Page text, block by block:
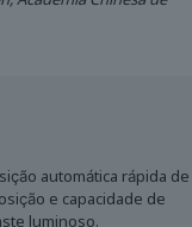
automática rápida de
e capacidade de
luminoso.